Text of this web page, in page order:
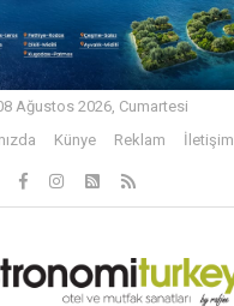
Ağustos 2026, Cumartesi
Künye Reklam İletişim